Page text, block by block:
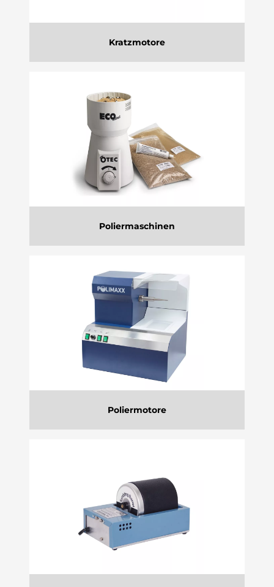
Kratzmotore
Poliermaschinen
Poliermotore